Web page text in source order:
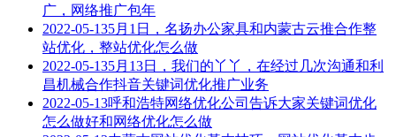
广，网络推广包年
2022-05-135月1日，名扬办公家具和内蒙古云推合作整
站优化，整站优化怎么做
2022-05-135月13日，我们的丫丫，在经过几次沟通和利
昌机械合作抖音关键词优化推广业务
2022-05-13呼和浩特网络优化公司告诉大家关键词优化
怎么做好和网络优化怎么做